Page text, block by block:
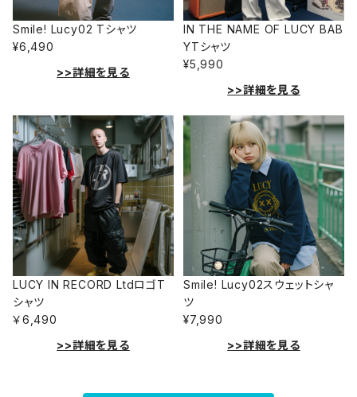
Smile! Lucy02 Tシャツ
¥6,490
>>詳細を見る
IN THE NAME OF LUCY BAB
YTシャツ
¥5,990
>>詳細を見る
LUCY IN RECORD LtdロゴT
シャツ
￥6,490
>>詳細を見る
Smile! Lucy02スウェットシャ
ツ
¥7,990
>>詳細を見る